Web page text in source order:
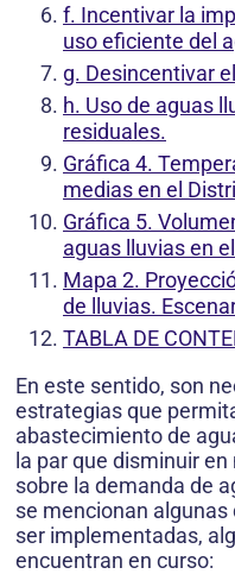
f. Incentivar la
uso eficiente del
g. Desincentivar
h. Uso de aguas
residuales.
Gráfica 4.
medias en el
Gráfica 5.
aguas lluvias en
Mapa 2.
de lluvias.
TABLA DE
En este sentido, son
estrategias que
abastecimiento de
la par que disminuir
sobre la demanda de
se mencionan
ser implementadas,
encuentran en curso: